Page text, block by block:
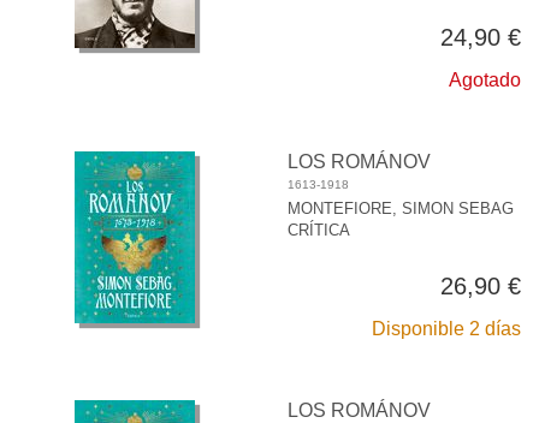
24,90 €
Agotado
LOS ROMÁNOV
1613-1918
MONTEFIORE, SIMON SEBAG
CRÍTICA
26,90 €
Disponible 2 días
LOS ROMÁNOV